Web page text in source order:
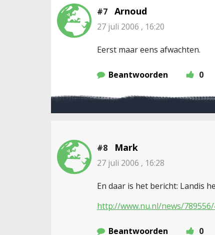
#7 Arnoud
27 juli 2006 , 16:20
Eerst maar eens afwachten.
Beantwoorden 0
#8 Mark
27 juli 2006 , 16:28
En daar is het bericht: Landis
http://www.nu.nl/news/
Beantwoorden 0